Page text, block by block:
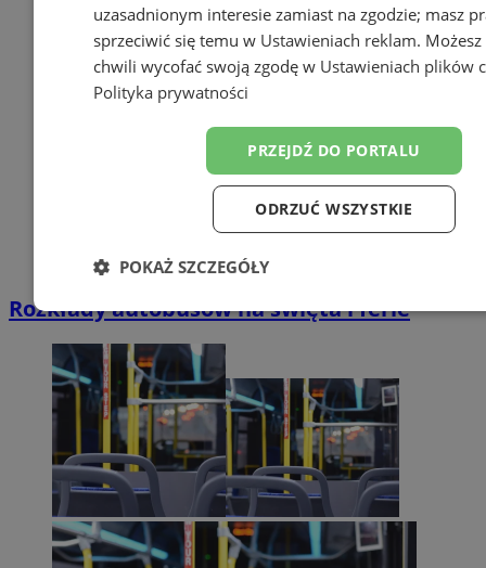
Rozkłady autobusów na święta i ferie
uzasadnionym interesie zamiast na zgodzie; masz
sprzeciwić się temu w Ustawieniach reklam.
chwili wycofać swoją zgodę w Ustawieniach plików
Polityka prywatności
PRZEJDŹ DO PORTALU
ODRZUĆ WSZYSTKIE
POKAŻ SZCZEGÓŁY
Niezbędne Wydajność Targetowanie
Niesklasyfikowane
Niezbędne Wydajność Targetowanie